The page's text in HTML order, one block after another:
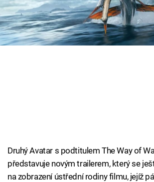
Cool Esport
Pořady
Sledujte nás
Druhý Avatar s podtitulem The Way of
představuje novým trailerem, který se
na zobrazení ústřední rodiny filmu, jejíž